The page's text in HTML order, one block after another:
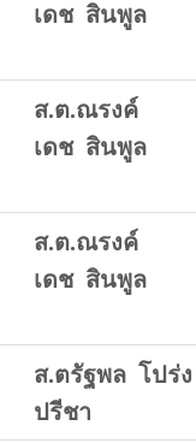
เดช สินพูล
ส.ต.ณรงค์
เดช สินพูล
ส.ต.ณรงค์
เดช สินพูล
ส.ตรัฐพล โปร่ง
ปรีชา